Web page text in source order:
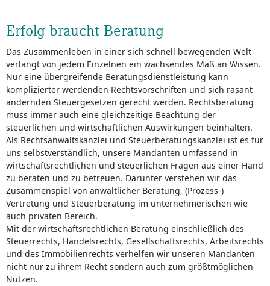
Erfolg braucht Beratung
Das Zusammenleben in einer sich schnell bewegenden Welt
verlangt von jedem Einzelnen ein wachsendes Maß an Wissen.
Nur eine übergreifende Beratungsdienstleistung kann
komplizierter werdenden Rechtsvorschriften und sich rasant
ändernden Steuergesetzen gerecht werden. Rechtsberatung
muss immer auch eine gleichzeitige Beachtung der
steuerlichen und wirtschaftlichen Auswirkungen beinhalten.
Als Rechtsanwaltskanzlei und Steuerberatungskanzlei ist es für
uns selbstverständlich, unsere Mandanten umfassend in
wirtschaftsrechtlichen und steuerlichen Fragen aus einer Hand
zu beraten und zu betreuen. Darunter verstehen wir das
Zusammenspiel von anwaltlicher Beratung, (Prozess-)
Vertretung und Steuerberatung im unternehmerischen wie
auch privaten Bereich.
Mit der wirtschaftsrechtlichen Beratung einschließlich des
Steuerrechts, Handelsrechts, Gesellschaftsrechts, Arbeitsrechts
und des Immobilienrechts verhelfen wir unseren Mandanten
nicht nur zu ihrem Recht sondern auch zum größtmöglichen
Nutzen.